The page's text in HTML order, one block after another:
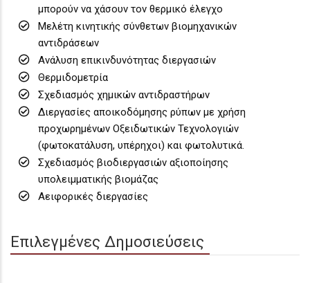
μπορούν να χάσουν τον θερμικό έλεγχο
Μελέτη κινητικής σύνθετων βιομηχανικών
αντιδράσεων
Ανάλυση επικινδυνότητας διεργασιών
Θερμιδομετρία
Σχεδιασμός χημικών αντιδραστήρων
Διεργασίες αποικοδόμησης ρύπων με χρήση
προχωρημένων Οξειδωτικών Τεχνολογιών
(φωτoκατάλυση, υπέρηχοι) και φωτολυτικά.
Σχεδιασμός βιοδιεργασιών αξιοποίησης
υπολειμματικής βιομάζας
Αειφορικές διεργασίες
Επιλεγμένες Δημοσιεύσεις